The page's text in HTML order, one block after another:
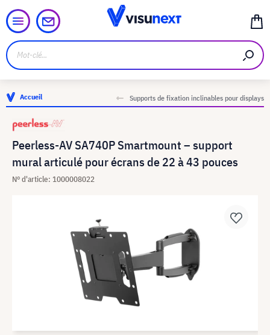
Accueil Supports de fixation inclinables pour displays
Peerless-AV SA740P Smartmount – support
mural articulé pour écrans de 22 à 43 pouces
N° d'article: 1000008022